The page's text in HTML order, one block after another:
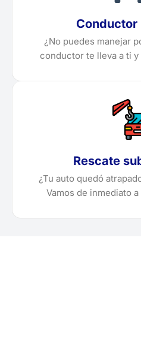
¿No puedes manejar
conductor te lleva a ti y
Rescate
¿Tu auto quedó
Vamos de inmediato